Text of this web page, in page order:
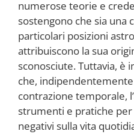
numerose teorie e
sostengono che sia una
particolari posizioni
attribuiscono la sua
sconosciute. Tuttavia, è
che, indipendentemente
contrazione temporale,
strumenti e pratiche
negativi sulla vita